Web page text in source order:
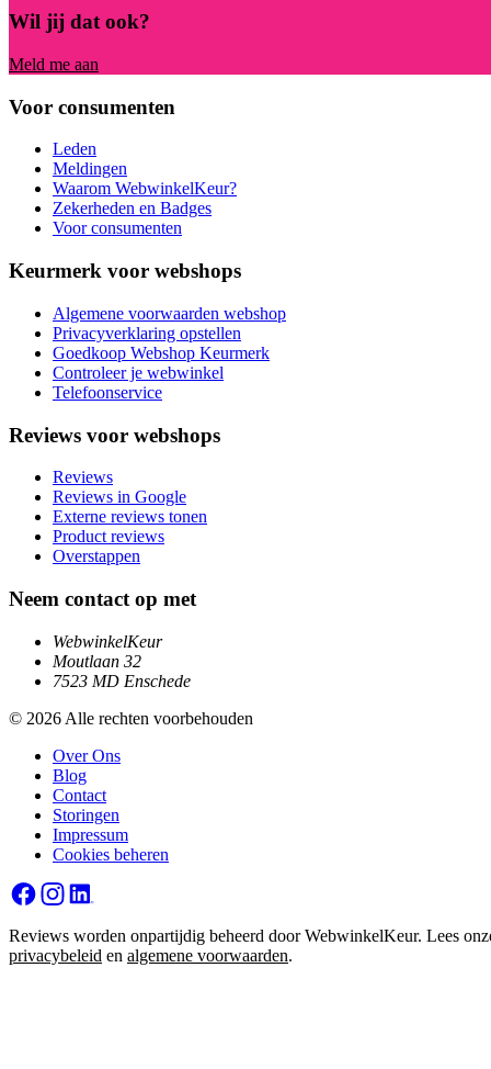
Wil jij dat ook?
Meld me aan
Voor consumenten
Leden
Meldingen
Waarom WebwinkelKeur?
Zekerheden en Badges
Voor consumenten
Keurmerk voor webshops
Algemene voorwaarden webshop
Privacyverklaring opstellen
Goedkoop Webshop Keurmerk
Controleer je webwinkel
Telefoonservice
Reviews voor webshops
Reviews
Reviews in Google
Externe reviews tonen
Product reviews
Overstappen
Neem contact op met
WebwinkelKeur
Moutlaan 32
7523 MD Enschede
© 2026 Alle rechten voorbehouden
Over Ons
Blog
Contact
Storingen
Impressum
Cookies beheren
Reviews worden onpartijdig beheerd door WebwinkelKeur. Lees
privacybeleid en algemene voorwaarden.